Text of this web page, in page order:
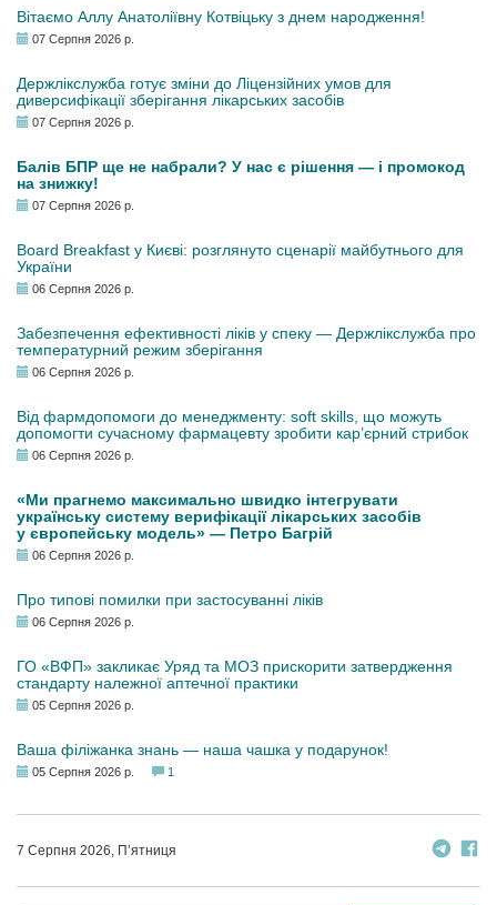
Вітаємо Аллу Анатоліївну Котвіцьку з днем народження!
07 Серпня 2026 р.
Держлікслужба готує зміни до Ліцензійних умов для
диверсифікації зберігання лікарських засобів
07 Серпня 2026 р.
Балів БПР ще не набрали? У нас є рішення — і промокод
на знижку!
07 Серпня 2026 р.
Board Breakfast у Києві: розглянуто сценарії майбутнього для
України
06 Серпня 2026 р.
Забезпечення ефективності ліків у спеку — Держлікслужба про
температурний режим зберігання
06 Серпня 2026 р.
Від фармдопомоги до менеджменту: soft skills, що можуть
допомогти сучасному фармацевту зробити кар’єрний стрибок
06 Серпня 2026 р.
«Ми прагнемо максимально швидко інтегрувати
українську систему верифікації лікарських засобів
у європейську модель» — Петро Багрій
06 Серпня 2026 р.
Про типові помилки при застосуванні ліків
06 Серпня 2026 р.
ГО «ВФП» закликає Уряд та МОЗ прискорити затвердження
стандарту належної аптечної практики
05 Серпня 2026 р.
Ваша філіжанка знань — наша чашка у подарунок!
05 Серпня 2026 р. 1
7 Серпня 2026, П’ятниця